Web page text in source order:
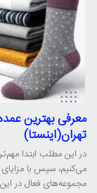
معرفی بهترین
تهران(اینستا)
در این مطلب ابتدا
می‌کنیم، سپس با
مجموعه‌های فعال در